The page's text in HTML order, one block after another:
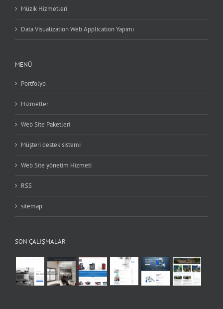
Müzik Hizmetleri
Data Visualization Web Application Yapımı
MENÜ
Portfolyo
Hizmetler
Web Site Paketleri
Müşteri destek sistemi
Web Site yönetim Hizmeti
RSS
sitemap
SON ÇALIŞMALAR